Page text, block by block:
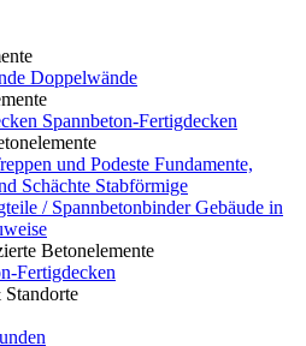
Doppelwände
Spannbeton-Fertigdecken
und Podeste Fundamente,
Schächte Stabförmige
/ Spannbetonbinder Gebäude in
Betonelemente
Fertigdecken